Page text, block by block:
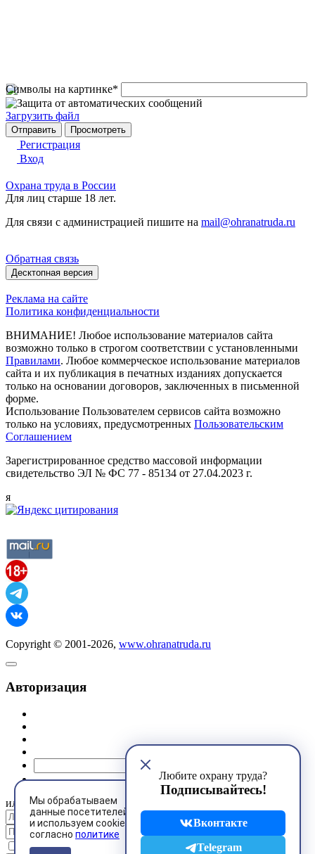
Символы на картинке*
Загрузить файл
Регистрация
Вход
Мы обрабатываем
данные посетителей
и используем cookies
согласно политике
Любите охрану труда?
Подписывайтесь!
Вконтакте
Telegram
Охрана труда в России
Для лиц старше 18 лет.
Для связи с администрацией пишите на mail@ohranatruda.ru
Обратная связь
Десктопная версия
Реклама на сайте
Политика конфиденциальности
ВНИМАНИЕ! Любое использование материалов сайта
возможно только в строгом соответствии с установленными
Правилами. Любое коммерческое использование материалов
сайта и их публикация в печатных изданиях допускается
только на основании договоров, заключенных в письменной
форме.
Использование Пользователем сервисов сайта возможно
только на условиях, предусмотренных Пользовательским
Соглашением
Зарегистрированное средство массовой информации
свидетельство ЭЛ № ФС 77 - 85134 от 27.04.2023 г.
я
Copyright © 2001-2026, www.ohranatruda.ru
Авторизация
или
Запомнить меня